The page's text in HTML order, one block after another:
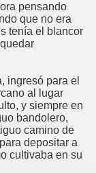
pensando
que no era
tenía el blancor
ingresó para el
al lugar
y siempre en
bandolero,
camino de
depositar a
cultivaba en su